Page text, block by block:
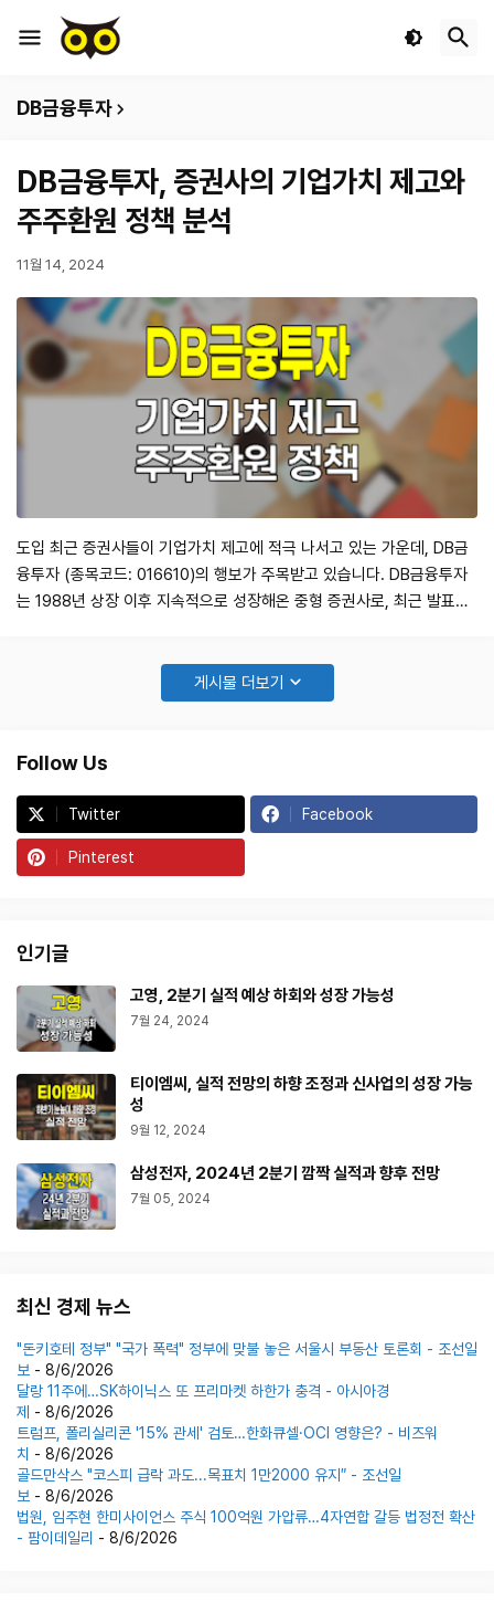
DB금융투자
DB금융투자, 증권사의 기업가치 제고와
주주환원 정책 분석
11월 14, 2024
도입 최근 증권사들이 기업가치 제고에 적극 나서고 있는 가운데, DB금
융투자 (종목코드: 016610)의 행보가 주목받고 있습니다. DB금융투자
는 1988년 상장 이후 지속적으로 성장해온 중형 증권사로, 최근 발표한
리고 향후 전망에 대해 분석해보겠습니다. 기업가치 제고 계획 및 이행
게시물 더보기
Follow Us
Twitter Facebook
Pinterest
인기글
고영, 2분기 실적 예상 하회와 성장 가능성
7월 24, 2024
티이엠씨, 실적 전망의 하향 조정과 신사업의 성장 가능
성
9월 12, 2024
삼성전자, 2024년 2분기 깜짝 실적과 향후 전망
7월 05, 2024
최신 경제 뉴스
"돈키호테 정부" "국가 폭력" 정부에 맞불 놓은 서울시 부동산 토론회 - 조선일
보 - 8/6/2026
달랑 11주에…SK하이닉스 또 프리마켓 하한가 충격 - 아시아경
제 - 8/6/2026
트럼프, 폴리실리콘 '15% 관세' 검토…한화큐셀·OCI 영향은? - 비즈워
치 - 8/6/2026
골드만삭스 "코스피 급락 과도...목표치 1만2000 유지″ - 조선일
보 - 8/6/2026
법원, 임주현 한미사이언스 주식 100억원 가압류…4자연합 갈등 법정전 확산
- 팜이데일리 - 8/6/2026